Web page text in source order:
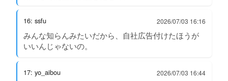
16: ssfu 2026/07/03 16:16
みんな知らんみたいだから、自社広告付けたほうが
いいんじゃないの。
17: yo_aibou 2026/07/03 16:44